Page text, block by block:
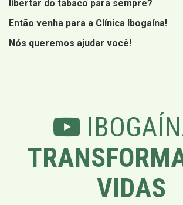
libertar do tabaco para sempre?
Então venha para a Clínica Ibogaína!
Nós queremos ajudar você!
VIDAS